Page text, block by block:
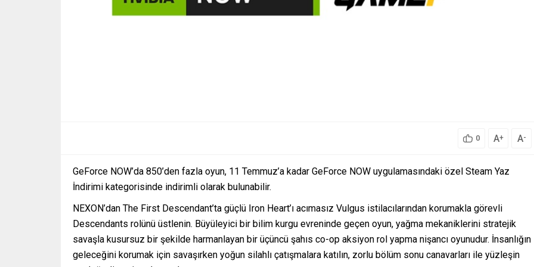
0 A+ A-
GeForce NOW’da 850’den fazla oyun, 11 Temmuz’a kadar GeForce NOW uygulamasındaki özel Steam Yaz
İndirimi kategorisinde indirimli olarak bulunabilir.
NEXON’dan The First Descendant’ta güçlü Iron Heart’ı acımasız Vulgus istilacılarından korumakla görevli
Descendants rolünü üstlenin. Büyüleyici bir bilim kurgu evreninde geçen oyun, yağma mekaniklerini stratejik
savaşla kusursuz bir şekilde harmanlayan bir üçüncü şahıs co-op aksiyon rol yapma nişancı oyunudur. İnsanlığın
geleceğini korumak için savaşırken yoğun silahlı çatışmalara katılın, zorlu bölüm sonu canavarları ile yüzleşin